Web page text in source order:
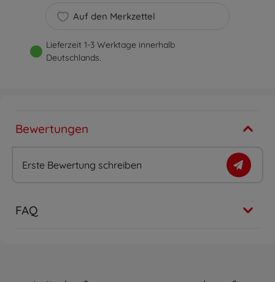
Auf den Merkzettel
Lieferzeit 1-3 Werktage innerhalb
Deutschlands.
Bewertungen
Erste Bewertung schreiben
FAQ